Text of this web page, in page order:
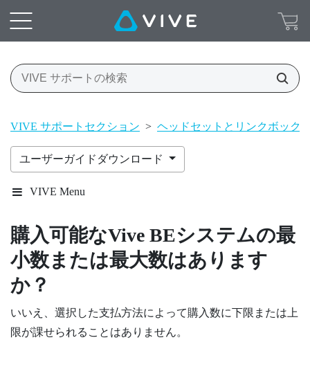
VIVE サポートセクション > ヘッドセットとリンクボック
ユーザーガイドダウンロード
VIVE Menu
購入可能なVive BEシステムの最
小数または最大数はあります
か？
いいえ、選択した支払方法によって購入数に下限または上
限が課せられることはありません。